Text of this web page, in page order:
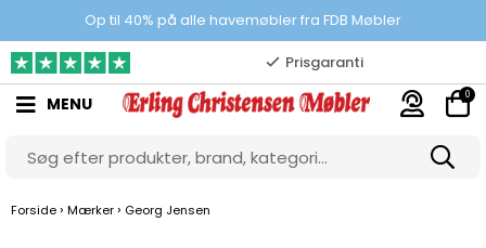
Op til 40% på alle havemøbler fra FDB Møbler
100% danskejet webshop
Prisgaranti
10.000 m2 showroom
Gratis & gode parkeringsforhold
MENU 0
Forside › Mærker › Georg Jensen